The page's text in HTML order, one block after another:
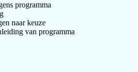
programma
naar keuze
van programma